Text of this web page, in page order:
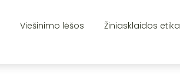
Viešinimo lėšos Žiniasklaidos etika